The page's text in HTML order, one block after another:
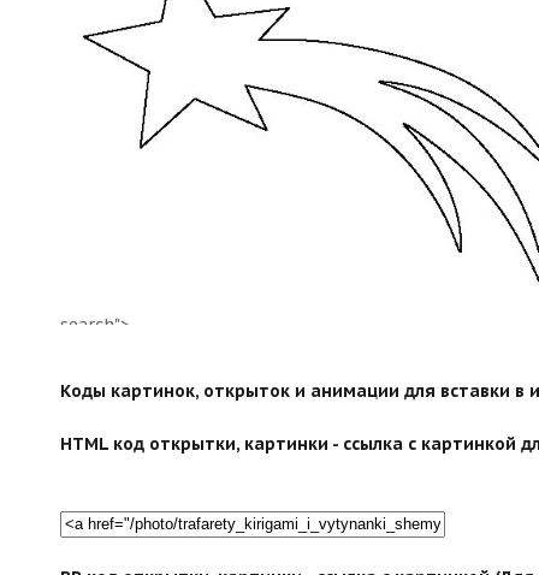
search">
Коды картинок, открыток и анимации для вставки в
HTML код открытки, картинки - ссылка с картинкой